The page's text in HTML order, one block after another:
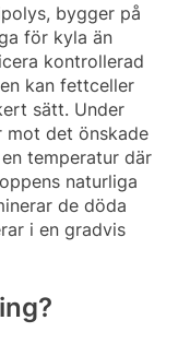
bygger på
för kyla än
kontrollerad
kan fettceller
sätt. Under
mot det önskade
temperatur där
naturliga
de döda
i en gradvis